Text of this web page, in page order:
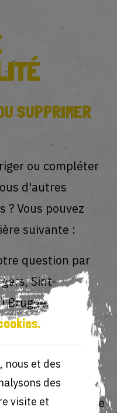
SUPPRIMER
ou compléter
d'autres
? Vous pouvez
suivante :
question par
Sint-
Brugge.
question à
à votre
d'une preuve de
nous et des
des
visite et